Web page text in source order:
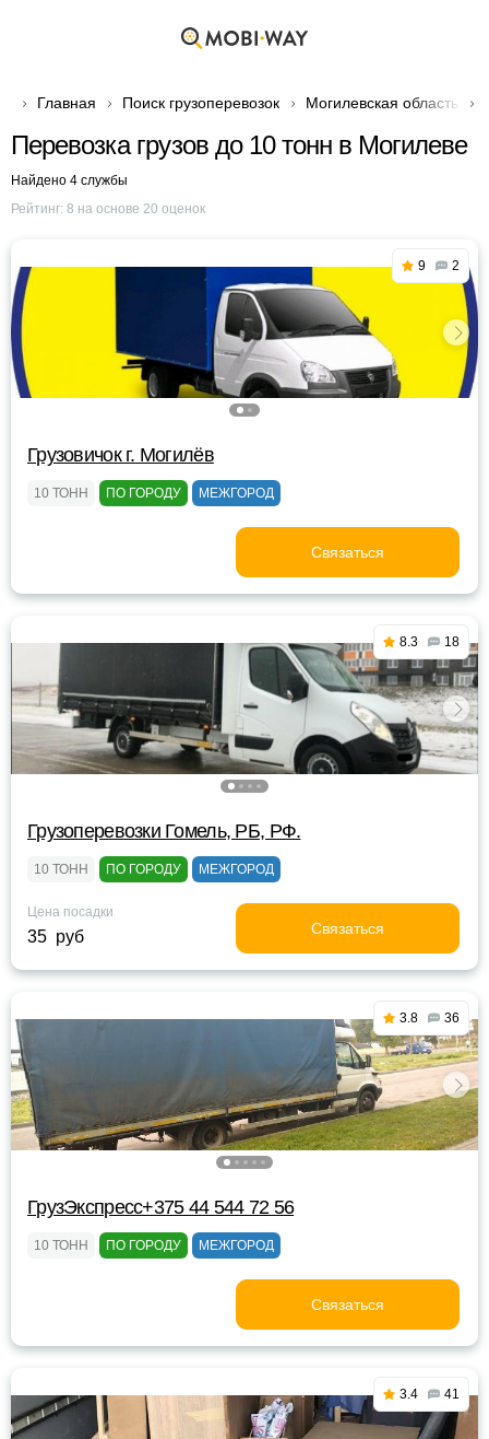
Главная Поиск грузоперевозок Могилевская область
Перевозка грузов до 10 тонн в Могилеве
Найдено 4 службы
Рейтинг: 8 на основе 20 оценок
9 2
Грузовичок г. Могилёв
10 ТОНН ПО ГОРОДУ МЕЖГОРОД
Связаться
8.3 18
Грузоперевозки Гомель, РБ, РФ.
10 ТОНН ПО ГОРОДУ МЕЖГОРОД
Цена посадки
35 руб Связаться
3.8 36
ГрузЭкспресс+375 44 544 72 56
10 ТОНН ПО ГОРОДУ МЕЖГОРОД
Связаться
3.4 41